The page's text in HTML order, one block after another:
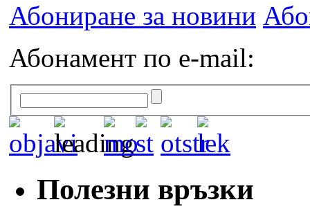
Абониране за новини
Абонамент по e-mail:
Полезни връзки